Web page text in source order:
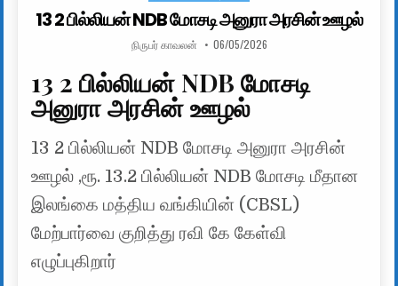
13 2 பில்லியன் NDB மோசடி அனுரா அரசின் ஊழல்
AUTHOR:
நிருபர் காவலன் PUBLISHED DATE:
06/05/2026
13 2 பில்லியன் NDB மோசடி
அனுரா அரசின் ஊழல்
13 2 பில்லியன் NDB மோசடி அனுரா அரசின்
ஊழல் ,ரூ. 13.2 பில்லியன் NDB மோசடி மீதான
இலங்கை மத்திய வங்கியின் (CBSL)
மேற்பார்வை குறித்து ரவி கே கேள்வி
எழுப்புகிறார்